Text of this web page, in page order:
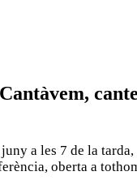
a les 7 de la
oberta a